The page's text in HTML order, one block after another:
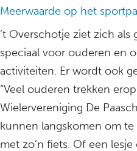
Meerwaarde op het
’t Overschotje ziet zich als
speciaal voor ouderen en
activiteiten. Er wordt ook
“Veel ouderen trekken
Wielervereniging De
kunnen langskomen om
met zo’n fiets. Of een